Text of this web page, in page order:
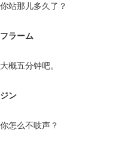
你站那儿多久了？
フラーム
大概五分钟吧。
ジン
你怎么不吱声？